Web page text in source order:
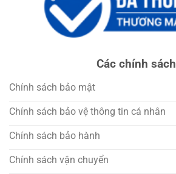
Các chính sách
Chính sách bảo mật
Chính sách bảo vệ thông tin cá nhân
Chính sách bảo hành
Chính sách vận chuyển